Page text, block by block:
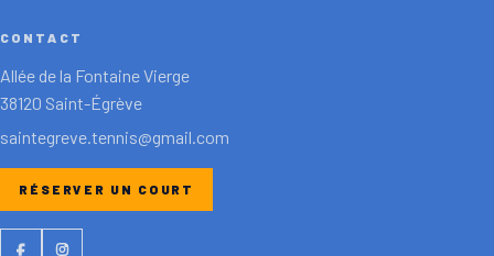
CONTACT
Allée de la Fontaine Vierge
38120 Saint-Égrève
saintegreve.tennis@gmail.com
RÉSERVER UN COURT
FacebookInstagram